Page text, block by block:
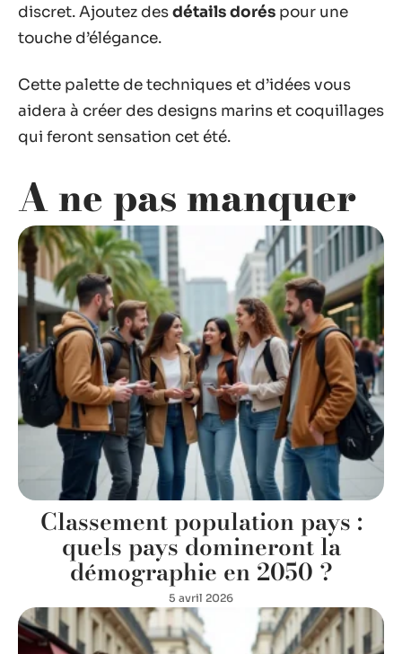
discret. Ajoutez desdétails dorés pour une
touche d’élégance.
Cette palette de techniques et d’idées vous
aidera à créer des designs marins et coquillages
qui feront sensation cet été.
A ne pas manquer
Classement population pays :
quels pays domineront la
démographie en 2050 ?
5 avril 2026